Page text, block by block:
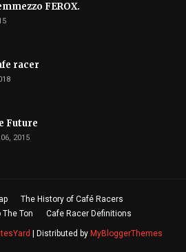
FEROX.
racer
Future
2015
The History of Café Racers
Ton
Cafe Racer Definitions
| Distributed by MyBloggerThemes